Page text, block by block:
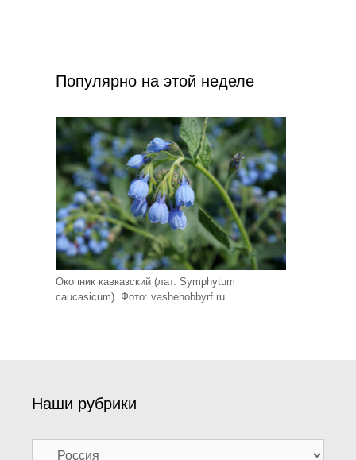
Популярно на этой неделе
Окопник кавказский (лат. Symphytum
caucasicum). Фото: vashehobbyrf.ru
Наши рубрики
Наши